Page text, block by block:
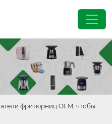
фритюрниц OEM, чтобы